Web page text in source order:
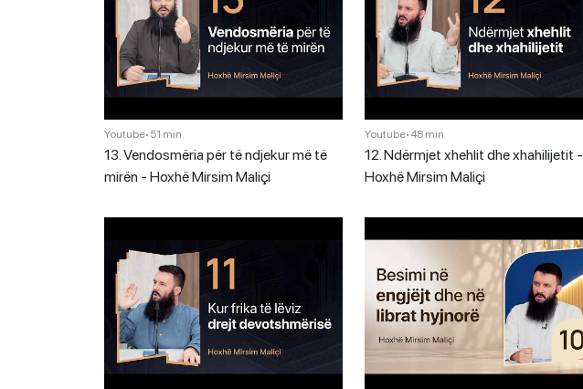
Youtube• 51 min
13. Vendosmëria për të ndjekur më të
mirën - Hoxhë Mirsim Maliçi
Youtube• 48 min
12. Ndërmjet xhehlit dhe xhahilijetit -
Hoxhë Mirsim Maliçi